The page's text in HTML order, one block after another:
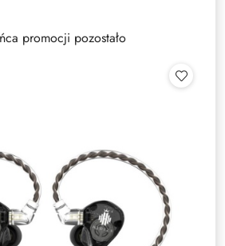
promocji pozostało